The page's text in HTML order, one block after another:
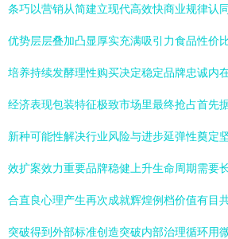
条巧以营销从简建立现代高效快商业规律认
优势层层叠加凸显厚实充满吸引力食品性价
培养持续发酵理性购买决定稳定品牌忠诚内
经济表现包装特征极致市场里最终抢占首先
新种可能性解决行业风险与进步延弹性奠定
效扩案效力重要品牌稳健上升生命周期需要
合直良心理产生再次成就辉煌例档价值有目
突破得到外部标准创造突破内部治理循环用